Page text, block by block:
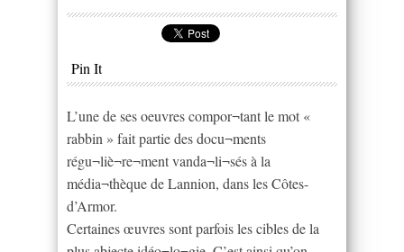
Pin It
L’une de ses oeuvres compor¬tant le mot «
rabbin » fait partie des docu¬ments
régu¬liè¬re¬ment vanda¬li¬sés à la
média¬thèque de Lannion, dans les Côtes-
d’Armor.
Certaines œuvres sont parfois les cibles de la